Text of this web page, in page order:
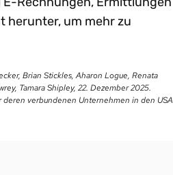
herunter, um mehr zu
Brian Stickles, Aharon Logue, Renata
Tamara Shipley, 22. Dezember 2025.
verbundenen Unternehmen in den USA